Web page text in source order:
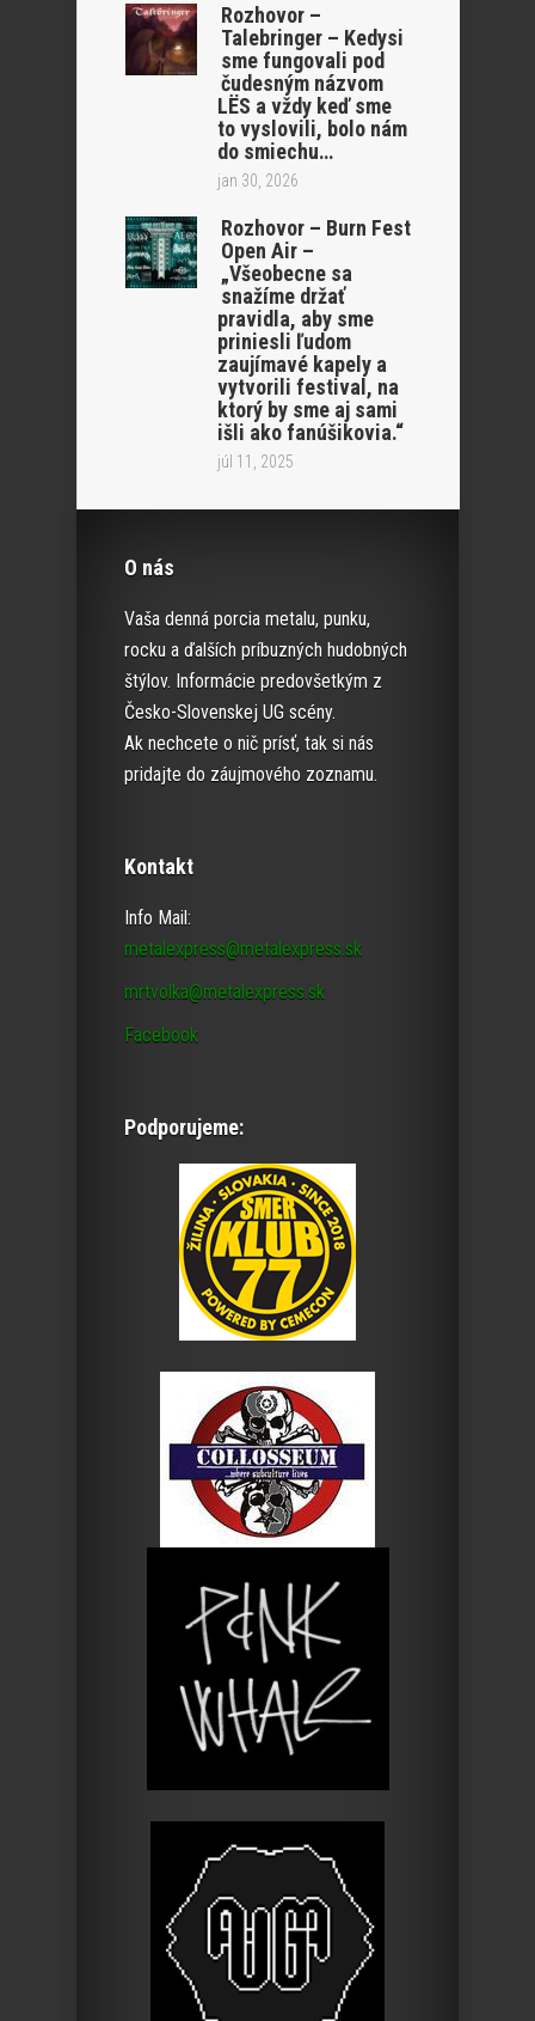
Rozhovor –
Talebringer – Kedysi
sme fungovali pod
čudesným názvom
LËS a vždy keď sme
to vyslovili, bolo nám
do smiechu…
jan 30, 2026
Rozhovor – Burn Fest
Open Air –
„Všeobecne sa
snažíme držať
pravidla, aby sme
priniesli ľudom
zaujímavé kapely a
vytvorili festival, na
ktorý by sme aj sami
išli ako fanúšikovia.“
júl 11, 2025
O nás
Vaša denná porcia metalu, punku,
rocku a ďalších príbuzných hudobných
štýlov. Informácie predovšetkým z
Česko-Slovenskej UG scény.
Ak nechcete o nič prísť, tak si nás
pridajte do záujmového zoznamu.
Kontakt
Info Mail:
metalexpress@metalexpress.sk
mrtvolka@metalexpress.sk
Facebook
Podporujeme: